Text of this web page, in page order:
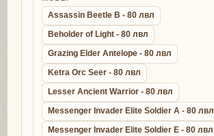
Assassin Beetle B - 80 лвл
Beholder of Light - 80 лвл
Grazing Elder Antelope - 80 лвл
Ketra Orc Seer - 80 лвл
Lesser Ancient Warrior - 80 лвл
Messenger Invader Elite Soldier A - 80 лвл
Messenger Invader Elite Soldier E - 80 лвл